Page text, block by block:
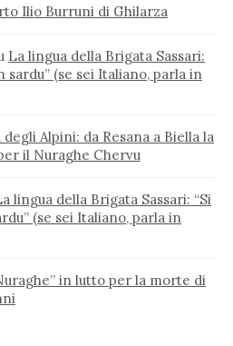
Ilio Burruni di Ghilarza
La lingua della Brigata Sassari:
sardu” (se sei Italiano, parla in
degli Alpini: da Resana a Biella la
il Nuraghe Chervu
lingua della Brigata Sassari: “Si
(se sei Italiano, parla in
in lutto per la morte di